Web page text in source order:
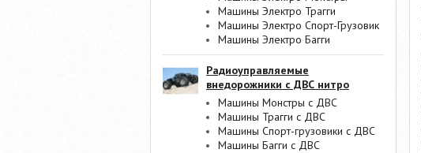
Машины Электро Трагги
Машины Электро Спорт-Грузовик
Машины Электро Багги
Радиоуправляемые
внедорожники с ДВС нитро
Машины Монстры с ДВС
Машины Трагги с ДВС
Машины Спорт-грузовики с ДВС
Машины Багги с ДВС